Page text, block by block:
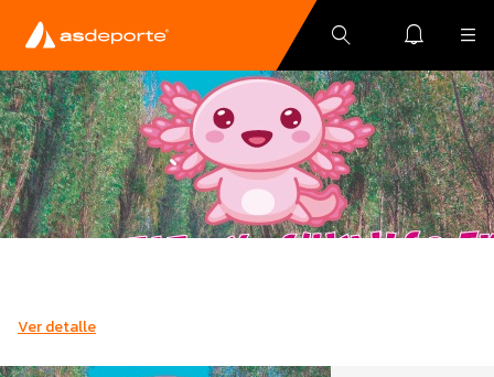
Ver detalle